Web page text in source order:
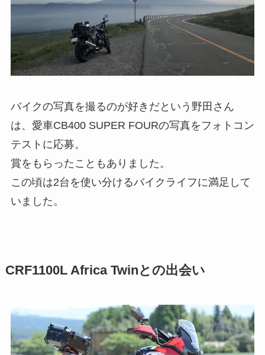
バイクの写真を撮るのが好きだという野田さん
は、愛車CB400 SUPER FOURの写真をフォトコン
テストに応募。
賞をもらったこともありました。
この頃は2台を使い分けるバイクライフに満足して
いました。
CRF1100L Africa Twinとの出会い